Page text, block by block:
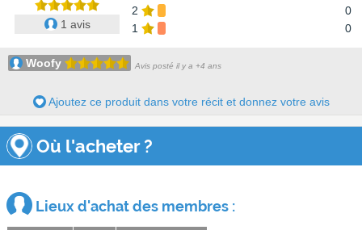
1 avis
2
0
1
0
Woofy Avis posté il y a +4 ans
Ajoutez ce produit dans votre récit et donnez votre avis
Où l'acheter ?
Lieux d'achat des membres :